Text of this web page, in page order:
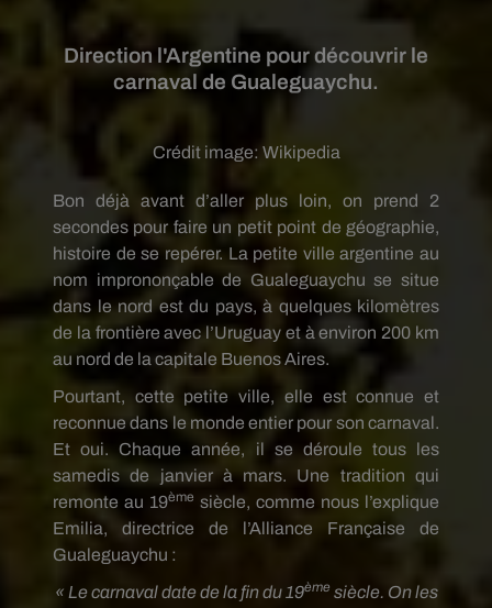
Direction l'Argentine pour découvrir le
carnaval de Gualeguaychu.
Crédit image: Wikipedia
Bon déjà avant d’aller plus loin, on prend 2
secondes pour faire un petit point de géographie,
histoire de se repérer. La petite ville argentine au
nom imprononçable de Gualeguaychu se situe
dans le nord est du pays, à quelques kilomètres
de la frontière avec l’Uruguay et à environ 200 km
au nord de la capitale Buenos Aires.
Pourtant, cette petite ville, elle est connue et
reconnue dans le monde entier pour son carnaval.
Et oui. Chaque année, il se déroule tous les
samedis de janvier à mars. Une tradition qui
remonte au 19ème siècle, comme nous l’explique
Emilia, directrice de l’Alliance Française de
Gualeguaychu :
« Le carnaval date de la fin du 19ème siècle. On les